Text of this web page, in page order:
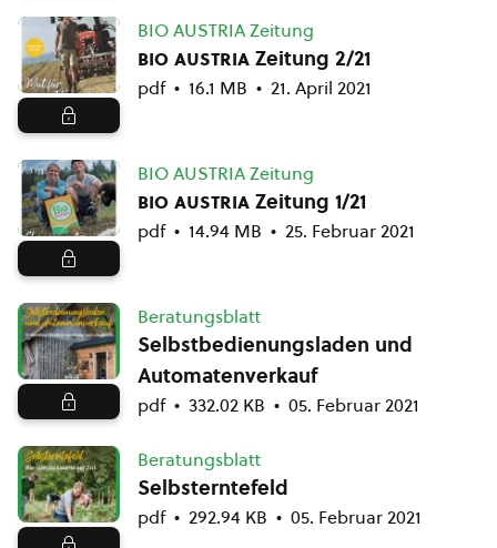
BIO AUSTRIA Zeitung
bio austria Zeitung 2/21
pdf 16.1 MB 21. April 2021
BIO AUSTRIA Zeitung
bio austria Zeitung 1/21
pdf 14.94 MB 25. Februar 2021
Beratungsblatt
Selbstbedienungsladen und
Automatenverkauf
pdf 332.02 KB 05. Februar 2021
Beratungsblatt
Selbsterntefeld
pdf 292.94 KB 05. Februar 2021